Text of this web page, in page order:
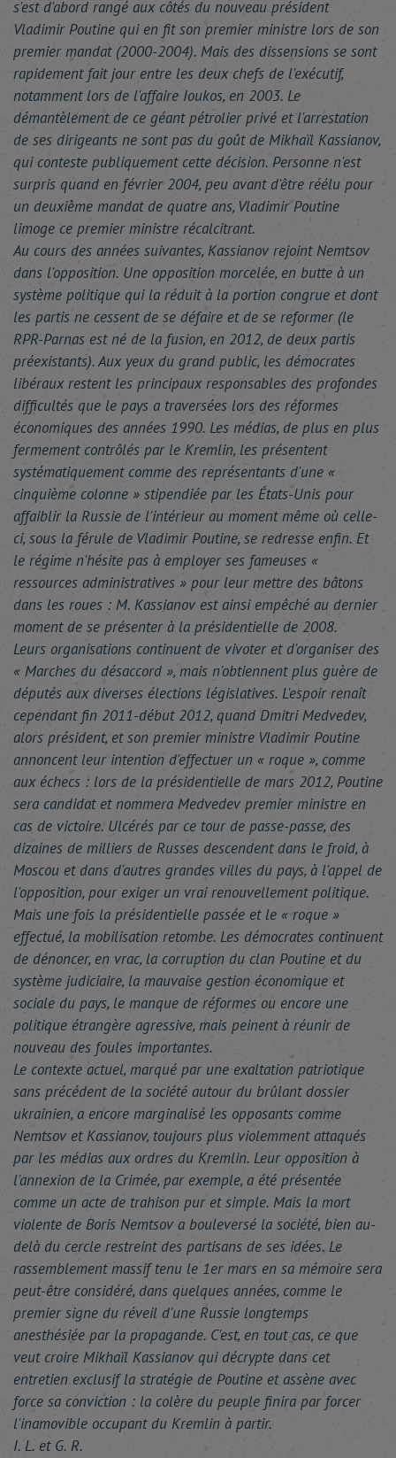
s'est d'abord rangé aux côtés du nouveau président
Vladimir Poutine qui en fit son premier ministre lors de son
premier mandat (2000-2004). Mais des dissensions se sont
rapidement fait jour entre les deux chefs de l'exécutif,
notamment lors de l'affaire Ioukos, en 2003. Le
démantèlement de ce géant pétrolier privé et l'arrestation
de ses dirigeants ne sont pas du goût de Mikhaïl Kassianov,
qui conteste publiquement cette décision. Personne n'est
surpris quand en février 2004, peu avant d'être réélu pour
un deuxième mandat de quatre ans, Vladimir Poutine
limoge ce premier ministre récalcitrant.
Au cours des années suivantes, Kassianov rejoint Nemtsov
dans l'opposition. Une opposition morcelée, en butte à un
système politique qui la réduit à la portion congrue et dont
les partis ne cessent de se défaire et de se reformer (le
RPR-Parnas est né de la fusion, en 2012, de deux partis
préexistants). Aux yeux du grand public, les démocrates
libéraux restent les principaux responsables des profondes
difficultés que le pays a traversées lors des réformes
économiques des années 1990. Les médias, de plus en plus
fermement contrôlés par le Kremlin, les présentent
systématiquement comme des représentants d'une «
cinquième colonne » stipendiée par les États-Unis pour
affaiblir la Russie de l'intérieur au moment même où celle-
ci, sous la férule de Vladimir Poutine, se redresse enfin. Et
le régime n'hésite pas à employer ses fameuses «
ressources administratives » pour leur mettre des bâtons
dans les roues : M. Kassianov est ainsi empêché au dernier
moment de se présenter à la présidentielle de 2008.
Leurs organisations continuent de vivoter et d'organiser des
« Marches du désaccord », mais n'obtiennent plus guère de
députés aux diverses élections législatives. L'espoir renaît
cependant fin 2011-début 2012, quand Dmitri Medvedev,
alors président, et son premier ministre Vladimir Poutine
annoncent leur intention d'effectuer un « roque », comme
aux échecs : lors de la présidentielle de mars 2012, Poutine
sera candidat et nommera Medvedev premier ministre en
cas de victoire. Ulcérés par ce tour de passe-passe, des
dizaines de milliers de Russes descendent dans le froid, à
Moscou et dans d'autres grandes villes du pays, à l'appel de
l'opposition, pour exiger un vrai renouvellement politique.
Mais une fois la présidentielle passée et le « roque »
effectué, la mobilisation retombe. Les démocrates continuent
de dénoncer, en vrac, la corruption du clan Poutine et du
système judiciaire, la mauvaise gestion économique et
sociale du pays, le manque de réformes ou encore une
politique étrangère agressive, mais peinent à réunir de
nouveau des foules importantes.
Le contexte actuel, marqué par une exaltation patriotique
sans précédent de la société autour du brûlant dossier
ukrainien, a encore marginalisé les opposants comme
Nemtsov et Kassianov, toujours plus violemment attaqués
par les médias aux ordres du Kremlin. Leur opposition à
l'annexion de la Crimée, par exemple, a été présentée
comme un acte de trahison pur et simple. Mais la mort
violente de Boris Nemtsov a bouleversé la société, bien au-
delà du cercle restreint des partisans de ses idées. Le
rassemblement massif tenu le 1er mars en sa mémoire sera
peut-être considéré, dans quelques années, comme le
premier signe du réveil d'une Russie longtemps
anesthésiée par la propagande. C'est, en tout cas, ce que
veut croire Mikhaïl Kassianov qui décrypte dans cet
entretien exclusif la stratégie de Poutine et assène avec
force sa conviction : la colère du peuple finira par forcer
l'inamovible occupant du Kremlin à partir.
I. L. et G. R.